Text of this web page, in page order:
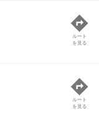
ルート
を見る
ルート
を見る